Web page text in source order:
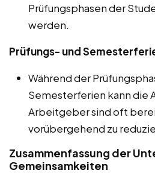
Prüfungsphasen der
werden.
Prüfungs- und
Während der
Semesterferien kann die
Arbeitgeber sind oft
vorübergehend zu
Zusammenfassung der
Gemeinsamkeiten